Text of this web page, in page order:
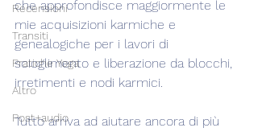
Recensioni
Transiti
Pratiche Yoga
Altro
Post+audio
che approfondisce maggiormente le
mie acquisizioni karmiche e
genealogiche per i lavori di
scioglimento e liberazione da blocchi,
irretimenti e nodi karmici.
Tutto arriva ad aiutare ancora di più